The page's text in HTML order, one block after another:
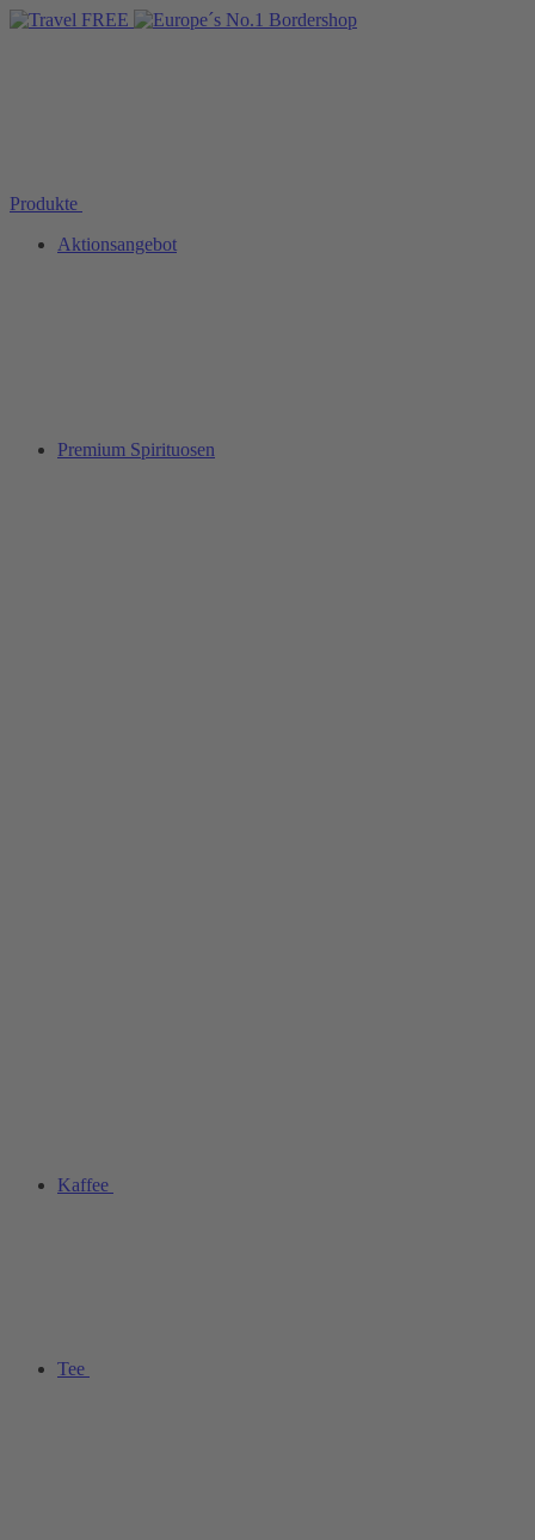
Produkte
Aktionsangebot
Premium Spirituosen
Kaffee
Tee